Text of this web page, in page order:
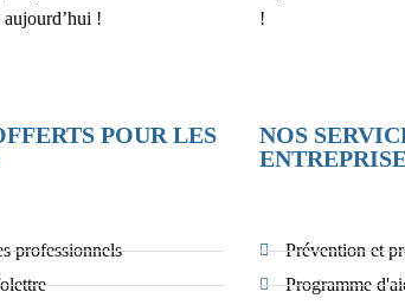
!
POUR LES
professionnels
!
NOS
Prévention et
Programme